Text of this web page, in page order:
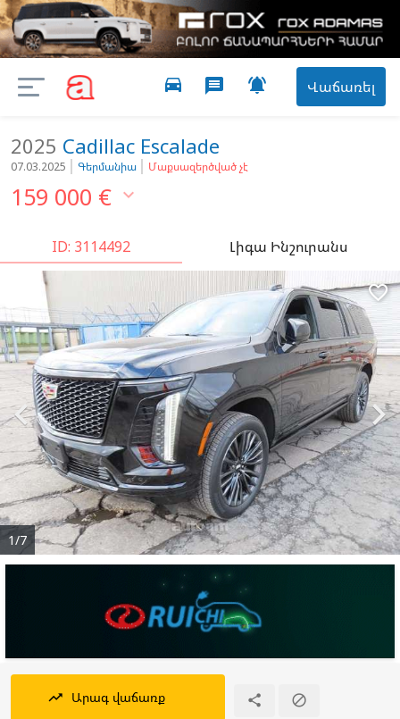
Վաճառել

message
directions_car
2025 Cadillac Escalade
07.03.2025 Գերմանիա Մաքսազերծված չէ
159 000 € 
ID: 3114492 Լիգա Ինշուրանս
1/7
favorite_border
 
trending_up Արագ վաճառք  